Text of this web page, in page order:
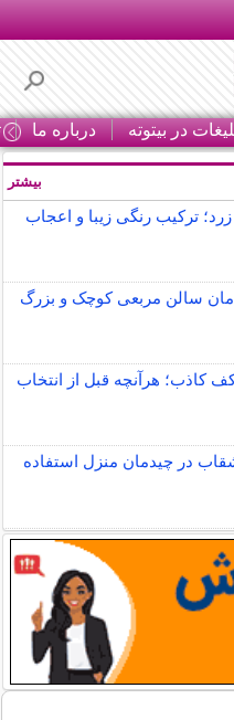
در بیتوته درباره ما
ترکیب رنگی زیبا و اعجاب
سالن مربعی کوچک و بزرگ
کاذب؛ هرآنچه قبل از انتخاب
در چیدمان منزل استفاده
بیشتر